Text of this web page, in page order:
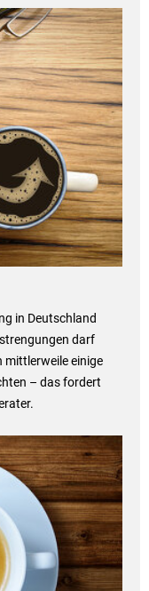
in Deutschland
darf
mittlerweile einige
– das fordert